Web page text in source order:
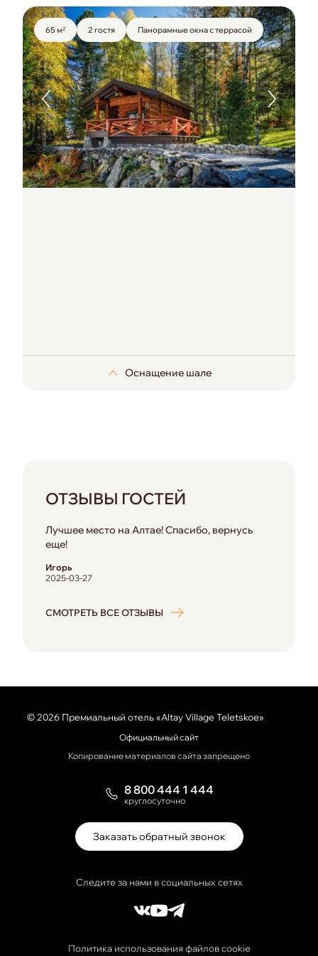
Площадь:
65 м2 Вместимость:
2 гостя Особенность номера:
Панорамные окна с террасой
Оснащение шале
шкаф для одежды
сейф
электронные замки
халаты
тапочки
душ
ОТЗЫВЫ ГОСТЕЙ
СМОТРЕТЬ ВСЕ ОТЗЫВЫ
Лучшее место на Алтае! Спасибо, вернусь
еще!
Игорь
2025-03-27
© 2026 Премиальный отель «Altay Village Teletskoe»
Официальный сайт
Копирование материалов сайта запрещено
8 800 444 1 444
круглосуточно
Заказать обратный звонок
Следите за нами в социальных сетях
Политика использования файлов cookie